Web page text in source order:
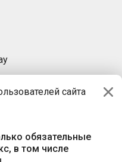
сайта
обязательные
в том числе
БАЙ»
пр-т Независимости